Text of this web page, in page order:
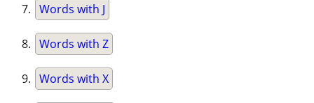
Words with J
Words with Z
Words with X